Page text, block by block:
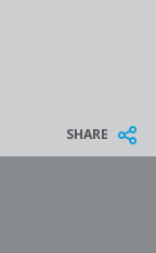
SHARE